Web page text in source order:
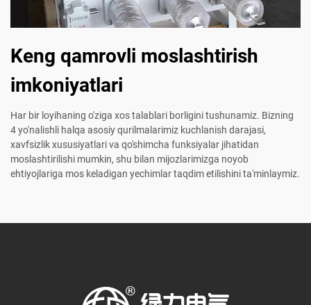
Keng qamrovli moslashtirish
imkoniyatlari
Har bir loyihaning o'ziga xos talablari borligini tushunamiz. Bizning
4 yo'nalishli halqa asosiy qurilmalarimiz kuchlanish darajasi,
xavfsizlik xususiyatlari va qo'shimcha funksiyalar jihatidan
moslashtirilishi mumkin, shu bilan mijozlarimizga noyob
ehtiyojlariga mos keladigan yechimlar taqdim etilishini ta'minlaymiz.